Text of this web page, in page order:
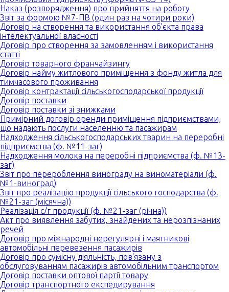
Наказ (розпорядження) про прийняття на роботу
Звіт за формою №7-ПВ (один раз на чотири роки)
Договір на створення та використання об’єкта права
інтелектуальної власності
Договір про створення за замовленням і використання
статті
Договір товарного франчайзингу
Договір найму житлового приміщення з фонду житла для
тимчасового проживання
Договір контрактації сільськогосподарської продукції
Договір поставки
Договір поставки зі знижками
Примірний договір оренди приміщення підприємствами,
що надають послуги населенню та пасажирам
Надходження сільськогосподарських тварин на переробні
підприємства (ф. №11-заг)
Надходження молока на переробні підприємства (ф. №13-
заг)
Звіт про перероблення винограду на виноматеріали (ф.
№1-виноград)
Звіт про реалізацію продукції сільського господарства (ф.
№21-заг (місячна))
Реалізація с/г продукції (ф. №21-заг (річна))
Акт про виявлення забутих, знайдених та нерозпізнаних
речей
Договір про міжнародні нерегулярні і маятникові
автомобільні перевезення пасажирів
Договір про сумісну діяльність, пов'язану з
обслуговуванням пасажирів автомобільним транспортом
Договір поставки оптової партії товару
Договір транспортного експедирування